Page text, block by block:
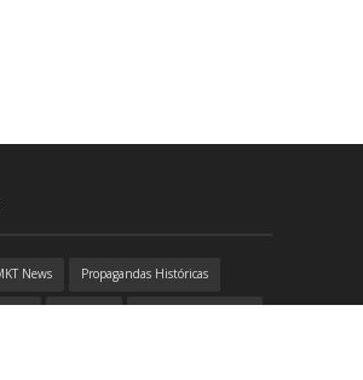
News Propagandas Históricas